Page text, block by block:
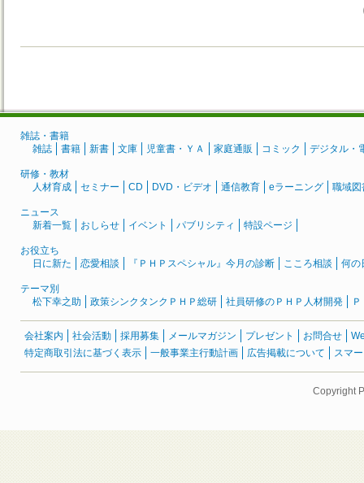
雑誌・書籍
雑誌
書籍 新書 文庫 児童書・ＹＡ 家庭通販 コミック デジタル・
研修・教材
人材育成
セミナー CD DVD・ビデオ 通信教育 eラーニング 職域図
ニュース
新着一覧
おしらせ イベント パブリシティ 特設ページ
お役立ち
日に新た
恋愛相談 『ＰＨＰスペシャル』今月の診断 こころ相談 何の
テーマ別
松下幸之助
政策シンクタンクＰＨＰ総研 社員研修のＰＨＰ人材開発
会社案内 社会活動 採用募集 メールマガジン プレゼント お問合せ
特定商取引法に基づく表示
一般事業主行動計画 広告掲載について スマ
Copyright